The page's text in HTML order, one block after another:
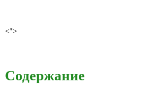
<">
Содержание